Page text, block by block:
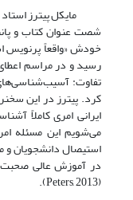
مایکل پیترز
شصت عنوان کتاب و
رسید و در مراسم
تفاوت:
کرد. پیترز در این
ایرانی امری کاملاً
می‌شویم این مسئله
استیصال دانشجویان و
در آموزش عالی صحبت
(Peters, 2013).